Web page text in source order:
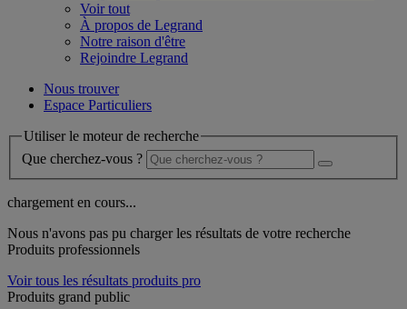
Voir tout
À propos de Legrand
Notre raison d'être
Rejoindre Legrand
Nous trouver
Espace Particuliers
Utiliser le moteur de recherche
Que cherchez-vous ?
chargement en cours...
Nous n'avons pas pu charger les résultats de votre recherche
Produits professionnels
Voir tous les résultats produits pro
Produits grand public